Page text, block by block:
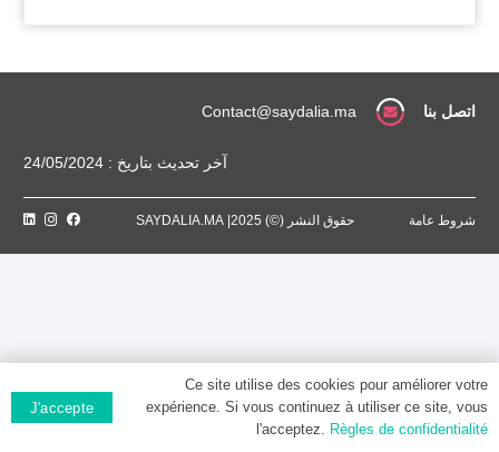
اتصل بنا Contact@saydalia.ma
آخر تحديث بتاريخ : 24/05/2024
شروط عامة حقوق النشر (©) 2025| SAYDALIA.MA
Ce site utilise des cookies pour améliorer votre
expérience. Si vous continuez à utiliser ce site, vous
l'acceptez. Règles de confidentialité
J'accepte